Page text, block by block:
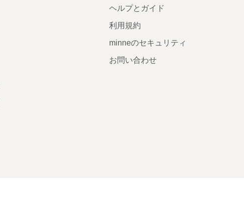
ヘルプとガイド
利用規約
minneのセキュリティ
お問い合わせ